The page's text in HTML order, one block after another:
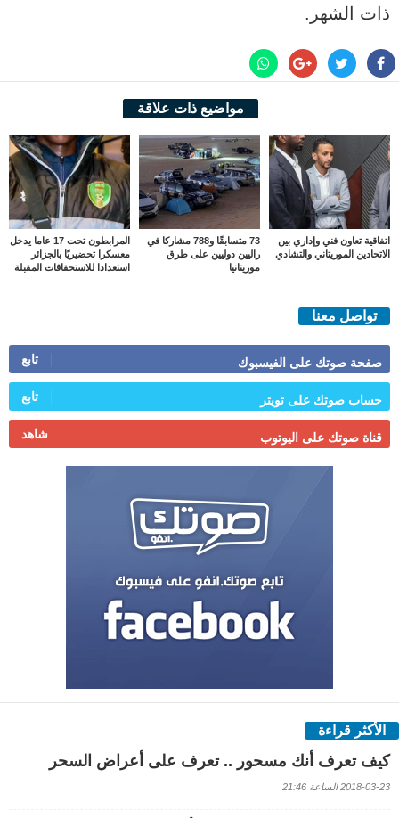
ذات الشهر.
مواضيع ذات علاقة
اتفاقية تعاون فني وإداري بين
الاتحادين الموريتاني والتشادي
73 متسابقًا و788 مشاركا في
راليين دوليين على طرق
موريتانيا
المرابطون تحت 17 عاما يدخل
معسكرا تحضيريًا بالجزائر
استعدادا للاستحقاقات المقبلة
تواصل معنا
صفحة صوتك على الفيسبوك تابع
حساب صوتك على تويتر تابع
قناة صوتك على اليوتوب شاهد
الأكثر قراءة
كيف تعرف أنك مسحور .. تعرف على أعراض السحر
2018-03-23 الساعة 21:46